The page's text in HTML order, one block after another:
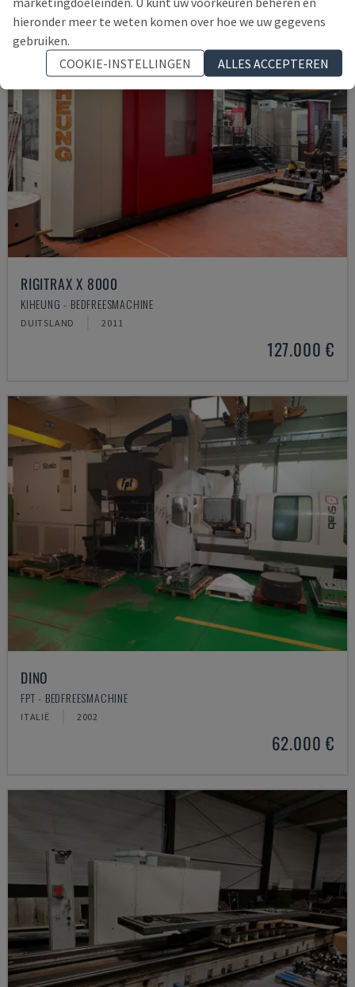
RIGITRAX X 8000
KIHEUNG - BEDFREESMACHINE
DUITSLAND 2011
127.000 €
DINO
FPT - BEDFREESMACHINE
ITALIË 2002
62.000 €
hieronder meer te weten komen over hoe we uw gegevens
gebruiken.
COOKIE-INSTELLINGEN
ALLES ACCEPTEREN